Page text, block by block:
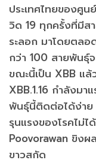
ประเทศไทยของศูน
วิด 19 ทุกครั้งที่มีส
ระลอก มาโดยตลอ
กว่า 100 สายพันธุ์จ
ขณะนี้เป็น XBB แ
XBB.1.16 กำลังมา
พันธุ์นี้ติดต่อได้ง่าย
รุนแรงของโรคไม่
Poovorawan ขิงผ
ขาวสกัด